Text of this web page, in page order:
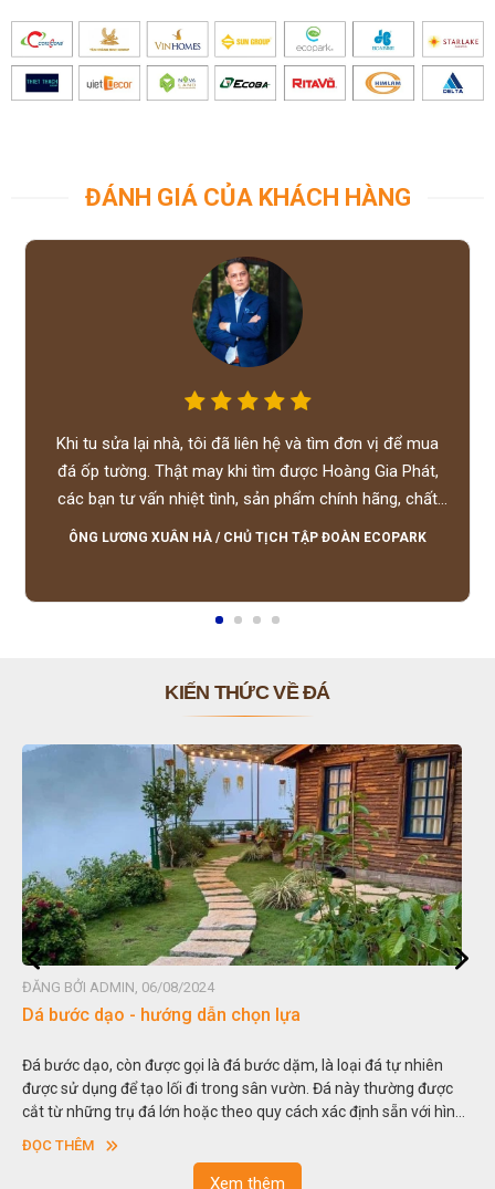
ĐÁNH GIÁ CỦA KHÁCH HÀNG
Khi tu sửa lại nhà, tôi đã liên hệ và tìm đơn vị để mua
đá ốp tường. Thật may khi tìm được Hoàng Gia Phát,
các bạn tư vấn nhiệt tình, sản phẩm chính hãng, chất
lượng tốt, giá hợp lý, hỗ trợ tận tình.
ÔNG LƯƠNG XUÂN HÀ / CHỦ TỊCH TẬP ĐOÀN ECOPARK
KIẾN THỨC VỀ ĐÁ
ĐĂNG BỞI ADMIN, 06/08/2024
Dá bước dạo - hướng dẫn chọn lựa
Đá bước dạo, còn được gọi là đá bước dặm, là loại đá tự nhiên
được sử dụng để tạo lối đi trong sân vườn. Đá này thường được
cắt từ những trụ đá lớn hoặc theo quy cách xác định sẵn với hình
vuông hoặc hình chữ nhật và có độ dày khác nhau.
ĐỌC THÊM
Xem thêm